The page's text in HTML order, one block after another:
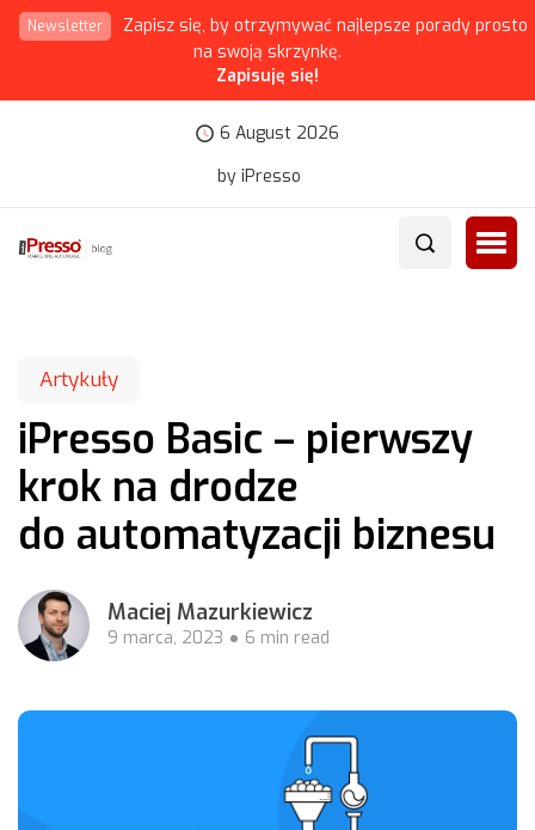
Newsletter
Zapisz się, by otrzymywać najlepsze porady prosto
na swoją skrzynkę.
Zapisuję się!
6 August 2026
by iPresso
Artykuły
iPresso Basic – pierwszy
krok na drodze
do automatyzacji biznesu
Maciej Mazurkiewicz
9 marca, 2023 6 min read